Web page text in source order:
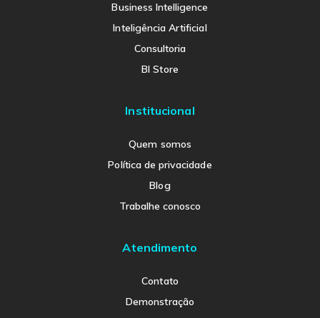
Business Intelligence
Inteligência Artificial
Consultoria
BI Store
Institucional
Quem somos
Política de privacidade
Blog
Trabalhe conosco
Atendimento
Contato
Demonstração